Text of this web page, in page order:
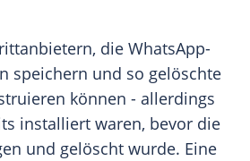
die WhatsApp-
speichern und so gelöschte
können - allerdings
installiert waren, bevor die
und gelöscht wurde. Eine